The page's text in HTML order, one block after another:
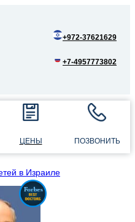
+972-37621629
+7-4957773802
ЦЕНЫ ПОЗВОНИТЬ
в Израиле